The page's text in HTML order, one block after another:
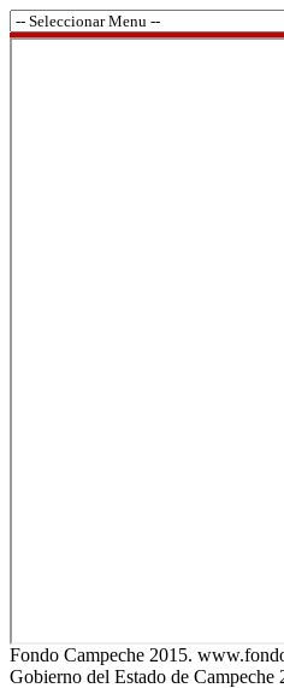
Fondo Campeche 2015.
Gobierno del Estado de Campeche